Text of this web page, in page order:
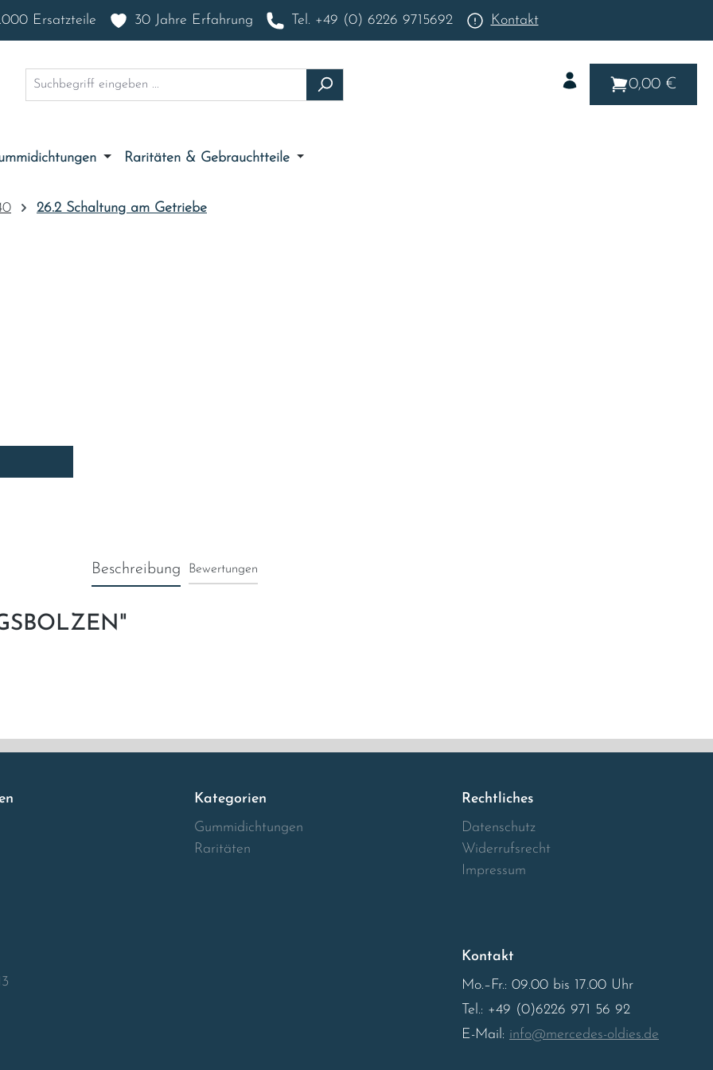
Ersatzteile 30 Jahre Erfahrung Tel. +49 (0) 6226 9715692 Kontakt
0,00 €
Raritäten & Gebrauchtteile
26.2 Schaltung am Getriebe
Beschreibung Bewertungen
Kategorien
Gummidichtungen
Raritäten
Rechtliches
Datenschutz
Widerrufsrecht
Impressum
Kontakt
Mo.–Fr.: 09.00 bis 17.00 Uhr
Tel.: +49 (0)6226 971 56 92
E-Mail: info@mercedes-oldies.de